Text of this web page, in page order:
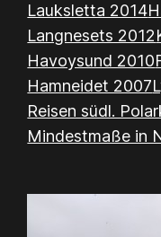
Lauksletta 2014
Langnesets 2012
Havoysund 2010
Hamneidet 2007
Reisen südl.
Mindestmaße in